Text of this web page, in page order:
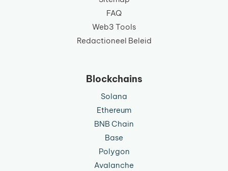
FAQ
Web3 Tools
Redactioneel Beleid
Blockchains
Solana
Ethereum
BNB Chain
Base
Polygon
Avalanche